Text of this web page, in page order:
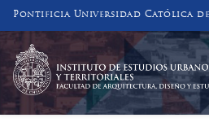
Pontificia Universidad Católica
INSTITUTO DE
Y TERRITORIALES